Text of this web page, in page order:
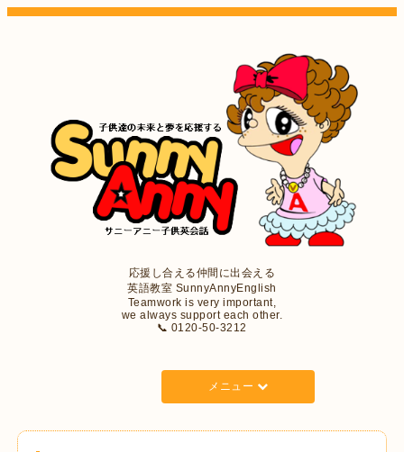
応援し合える仲間に出会える
英語教室 SunnyAnnyEnglish
Teamwork is very important,
we always support each other.
📞 0120-50-3212
メニュー